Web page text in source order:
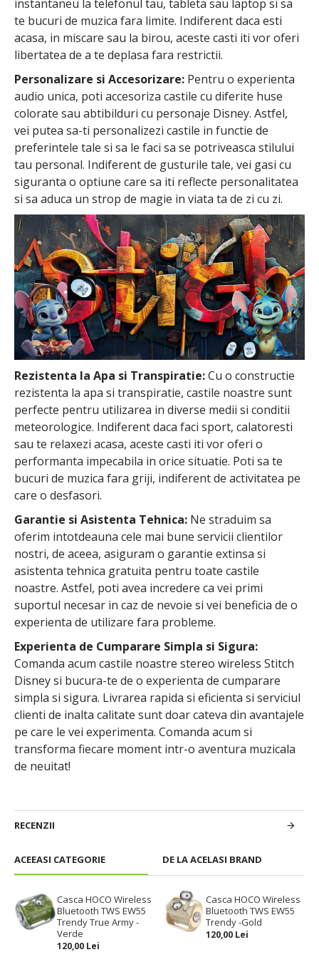
ACEEASI CATEGORIE DE LA ACELASI BRAND
Casca HOCO Wireless
Bluetooth TWS EW55
Trendy True Army -
Verde
120,00 Lei
Casca HOCO Wireless
Bluetooth TWS EW55
Trendy -Gold
120,00 Lei
instantaneu la telefonul tau, tableta sau laptop si sa
te bucuri de muzica fara limite. Indiferent daca esti
acasa, in miscare sau la birou, aceste casti iti vor oferi
libertatea de a te deplasa fara restrictii.
Personalizare si Accesorizare: Pentru o experienta
audio unica, poti accesoriza castile cu diferite huse
colorate sau abtibilduri cu personaje Disney. Astfel,
vei putea sa-ti personalizezi castile in functie de
preferintele tale si sa le faci sa se potriveasca stilului
tau personal. Indiferent de gusturile tale, vei gasi cu
siguranta o optiune care sa iti reflecte personalitatea
si sa aduca un strop de magie in viata ta de zi cu zi.
Rezistenta la Apa si Transpiratie:Cu o constructie
rezistenta la apa si transpiratie, castile noastre sunt
perfecte pentru utilizarea in diverse medii si conditii
meteorologice. Indiferent daca faci sport, calatoresti
sau te relaxezi acasa, aceste casti iti vor oferi o
performanta impecabila in orice situatie. Poti sa te
bucuri de muzica fara griji, indiferent de activitatea pe
care o desfasori.
Garantie si Asistenta Tehnica: Ne straduim sa
oferim intotdeauna cele mai bune servicii clientilor
nostri, de aceea, asiguram o garantie extinsa si
asistenta tehnica gratuita pentru toate castile
noastre. Astfel, poti avea incredere ca vei primi
suportul necesar in caz de nevoie si vei beneficia de o
experienta de utilizare fara probleme.
Experienta de Cumparare Simpla si Sigura:
Comanda acum castile noastre stereo wireless Stitch
Disney si bucura-te de o experienta de cumparare
simpla si sigura. Livrarea rapida si eficienta si serviciul
clienti de inalta calitate sunt doar cateva din avantajele
pe care le vei experimenta. Comanda acum si
transforma fiecare moment intr-o aventura muzicala
de neuitat!
RECENZII